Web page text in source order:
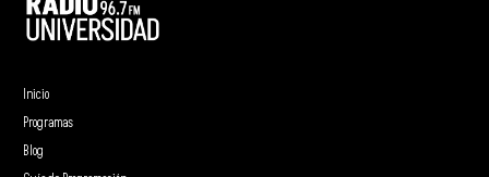
Inicio
Programas
Blog